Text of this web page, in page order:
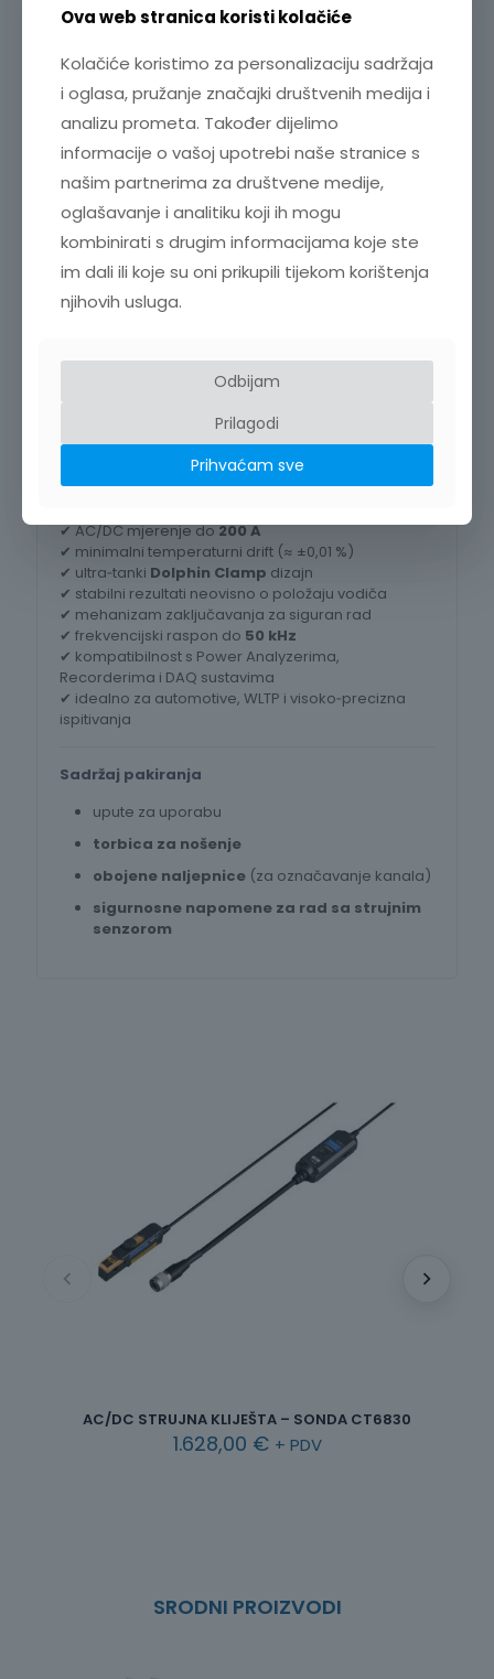
U kombinaciji s HIOKI
senzorskim jedinicama
CT9555, CT9556 ili CT9557, CT6833 se može
osciloskopima
DAQ sustavima
U tom slučaju dajenaponski izlaz u omjeru 4
mV/A.
Duljina kabela – fleksibilna instalacija
Ukupna duljina kabela iznosi5 m, što omogućuje
veliku fleksibilnost pri postavljanju senzora:
1 mizmeđu upravljačke kutije i konektora
Ova konfiguracija olakšava integraciju u različite
Zašto odabrati HIOKI CT6833?
✔ AC/DC mjerenje do200 A
✔ minimalni temperaturni drift (≈ ±0,01 %)
✔ ultra‑tanki Dolphin Clamp dizajn
✔ stabilni rezultati neovisno o položaju vodiča
✔ mehanizam zaključavanja za siguran rad
✔ frekvencijski raspon do 50 kHz
✔ kompatibilnost s Power Analyzerima,
Recorderima i DAQ sustavima
✔ idealno za automotive, WLTP i visoko‑precizna
ispitivanja
Sadržaj pakiranja
upute za uporabu
torbica za nošenje
obojene naljepnice (za označavanje kanala)
sigurnosne napomene za rad sa strujnim
senzorom
AC/DC STRUJNA KLIJEŠTA – SONDA CT6830
1.628,00 € + PDV
SRODNI PROIZVODI
Ova web stranica koristi kolačiće
Kolačiće koristimo za personalizaciju sadržaja
i oglasa, pružanje značajki društvenih medija i
analizu prometa. Također dijelimo
informacije o vašoj upotrebi naše stranice s
našim partnerima za društvene medije,
oglašavanje i analitiku koji ih mogu
kombinirati s drugim informacijama koje ste
im dali ili koje su oni prikupili tijekom korištenja
njihovih usluga.
Odbijam
Prilagodi
Prihvaćam sve